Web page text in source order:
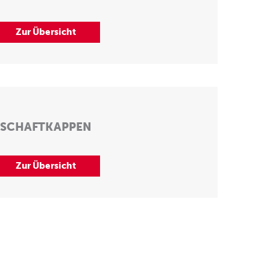
Zur Übersicht
SCHAFTKAPPEN
Zur Übersicht